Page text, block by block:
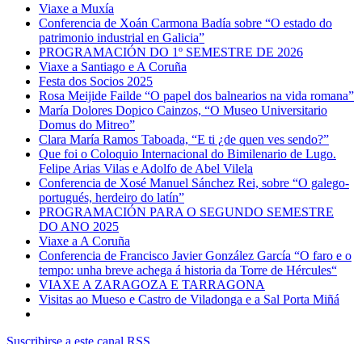
Viaxe a Muxía
Conferencia de Xoán Carmona Badía sobre “O estado do
patrimonio industrial en Galicia”
PROGRAMACIÓN DO 1º SEMESTRE DE 2026
Viaxe a Santiago e A Coruña
Festa dos Socios 2025
Rosa Meijide Failde “O papel dos balnearios na vida romana”
María Dolores Dopico Cainzos, “O Museo Universitario
Domus do Mitreo”
Clara María Ramos Taboada, “E ti ¿de quen ves sendo?”
Que foi o Coloquio Internacional do Bimilenario de Lugo.
Felipe Arias Vilas e Adolfo de Abel Vilela
Conferencia de Xosé Manuel Sánchez Rei, sobre “O galego-
portugués, herdeiro do latín”
PROGRAMACIÓN PARA O SEGUNDO SEMESTRE
DO ANO 2025
Viaxe a A Coruña
Conferencia de Francisco Javier González García “O faro e o
tempo: unha breve achega á historia da Torre de Hércules“
VIAXE A ZARAGOZA E TARRAGONA
Visitas ao Mueso e Castro de Viladonga e a Sal Porta Miñá
Suscribirse a este canal RSS